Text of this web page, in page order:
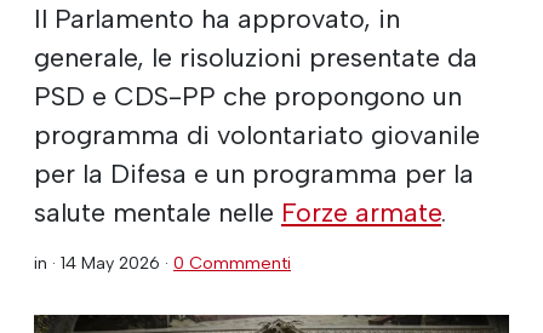
Il Parlamento ha approvato, in
generale, le risoluzioni presentate da
PSD e CDS-PP che propongono un
programma di volontariato giovanile
per la Difesa e un programma per la
salute mentale nelle Forze armate.
in · 14 May 2026 · 0 Commmenti